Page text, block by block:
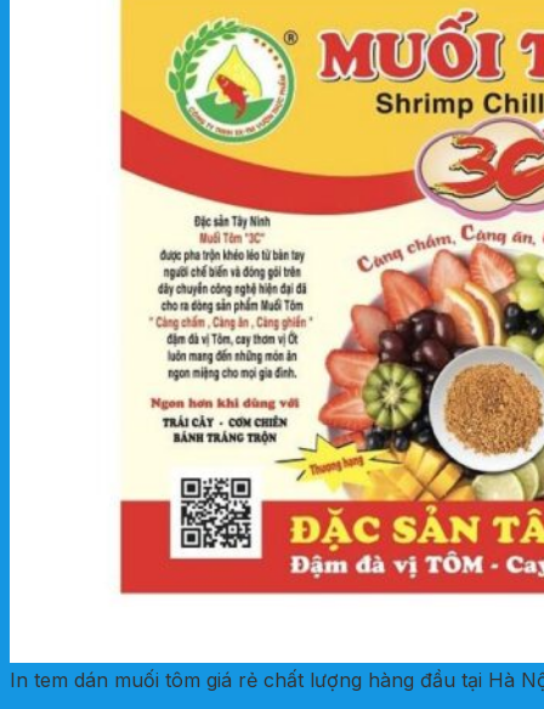
In tem dán muối tôm giá rẻ chất lượng hàng đầu tại Hà